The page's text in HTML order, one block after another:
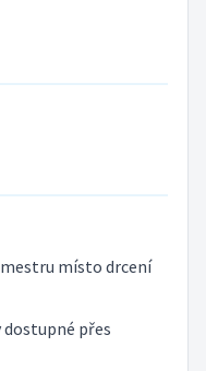
místo drcení
přes